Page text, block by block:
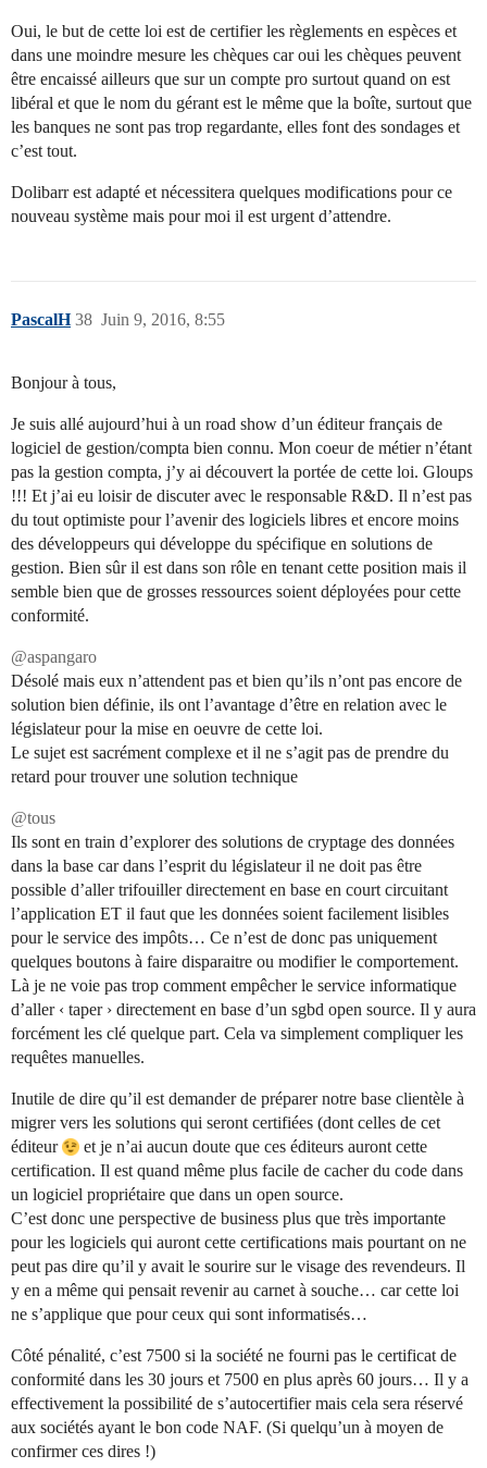
Oui, le but de cette loi est de certifier les règlements en espèces et
dans une moindre mesure les chèques car oui les chèques peuvent
être encaissé ailleurs que sur un compte pro surtout quand on est
libéral et que le nom du gérant est le même que la boîte, surtout que
les banques ne sont pas trop regardante, elles font des sondages et
c’est tout.
Dolibarr est adapté et nécessitera quelques modifications pour ce
nouveau système mais pour moi il est urgent d’attendre.
PascalH Juin 9, 2016, 8:55
38
Bonjour à tous,
Je suis allé aujourd’hui à un road show d’un éditeur français de
logiciel de gestion/compta bien connu. Mon coeur de métier n’étant
pas la gestion compta, j’y ai découvert la portée de cette loi. Gloups
!!! Et j’ai eu loisir de discuter avec le responsable R&D. Il n’est pas
du tout optimiste pour l’avenir des logiciels libres et encore moins
des développeurs qui développe du spécifique en solutions de
gestion. Bien sûr il est dans son rôle en tenant cette position mais il
semble bien que de grosses ressources soient déployées pour cette
conformité.
@aspangaro
Désolé mais eux n’attendent pas et bien qu’ils n’ont pas encore de
solution bien définie, ils ont l’avantage d’être en relation avec le
législateur pour la mise en oeuvre de cette loi.
Le sujet est sacrément complexe et il ne s’agit pas de prendre du
retard pour trouver une solution technique
@tous
Ils sont en train d’explorer des solutions de cryptage des données
dans la base car dans l’esprit du législateur il ne doit pas être
possible d’aller trifouiller directement en base en court circuitant
l’application ET il faut que les données soient facilement lisibles
pour le service des impôts… Ce n’est de donc pas uniquement
quelques boutons à faire disparaitre ou modifier le comportement.
Là je ne voie pas trop comment empêcher le service informatique
d’aller ‹ taper › directement en base d’un sgbd open source. Il y aura
forcément les clé quelque part. Cela va simplement compliquer les
requêtes manuelles.
Inutile de dire qu’il est demander de préparer notre base clientèle à
migrer vers les solutions qui seront certifiées (dont celles de cet
éditeur
et je n’ai aucun doute que ces éditeurs auront cette
certification. Il est quand même plus facile de cacher du code dans
un logiciel propriétaire que dans un open source.
C’est donc une perspective de business plus que très importante
pour les logiciels qui auront cette certifications mais pourtant on ne
peut pas dire qu’il y avait le sourire sur le visage des revendeurs. Il
y en a même qui pensait revenir au carnet à souche… car cette loi
ne s’applique que pour ceux qui sont informatisés…
Côté pénalité, c’est 7500 si la société ne fourni pas le certificat de
conformité dans les 30 jours et 7500 en plus après 60 jours… Il y a
effectivement la possibilité de s’autocertifier mais cela sera réservé
aux sociétés ayant le bon code NAF. (Si quelqu’un à moyen de
confirmer ces dires !)